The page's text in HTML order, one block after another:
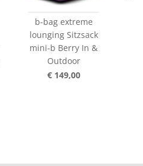
b-bag extreme
lounging Sitzsack
mini-b Berry In &
Outdoor
€ 149,00